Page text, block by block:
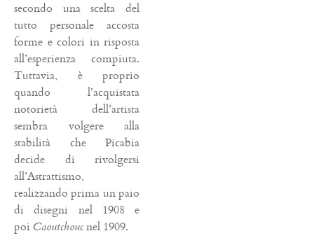
secondo una scelta del
tutto personale accosta
forme e colori in risposta
all’esperienza compiuta.
Tuttavia, è proprio
quando l’acquistata
notorietà dell’artista
sembra volgere alla
stabilità che Picabia
decide di rivolgersi
all’Astrattismo,
realizzando prima un paio
di disegni nel 1908 e
poi Caoutchoucnel 1909.